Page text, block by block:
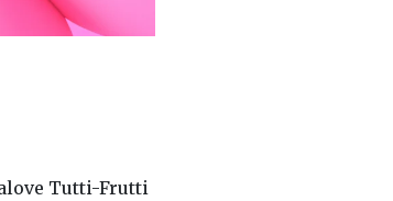
Tutti-Frutti